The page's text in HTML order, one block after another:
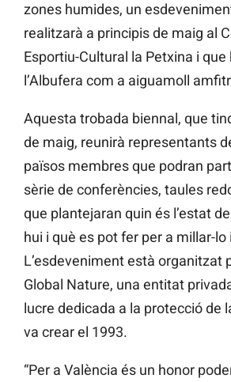
zones humides, un
realitzarà a principis de maig al
Esportiu-Cultural la Petxina i
l’Albufera com a aiguamoll
Aquesta trobada biennal, que
de maig, reunirà representants
països membres que podran
sèrie de conferències, taules
que plantejaran quin és l’estat
hui i què es pot fer per a millar-lo
L’esdeveniment està organitzat
Global Nature, una entitat
lucre dedicada a la protecció de
va crear el 1993.
“Per a València és un honor